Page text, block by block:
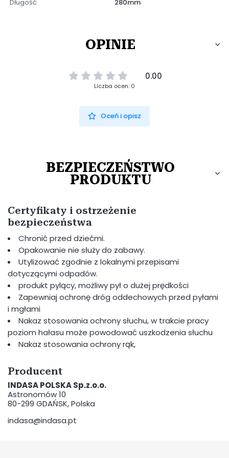
Długość 280mm
OPINIE
0.00
Liczba ocen: 0
Oceń i opisz
BEZPIECZEŃSTWO
PRODUKTU
Certyfikaty i ostrzeżenie
bezpieczeństwa
Chronić przed dziećmi.
Opakowanie nie służy do zabawy.
Utylizować zgodnie z lokalnymi przepisami
dotyczącymi odpadów.
produkt pylący, możliwy pył o dużej prędkości
Zapewniaj ochronę dróg oddechowych przed pyłami
i mgłami
Nakaz stosowania ochrony słuchu, w trakcie pracy
poziom hałasu może powodować uszkodzenia słuchu
Nakaz stosowania ochrony rąk,
Producent
INDASA POLSKA Sp.z.o.o.
Astronomów 10
80-299 GDAŃSK, Polska
indasa@indasa.pt